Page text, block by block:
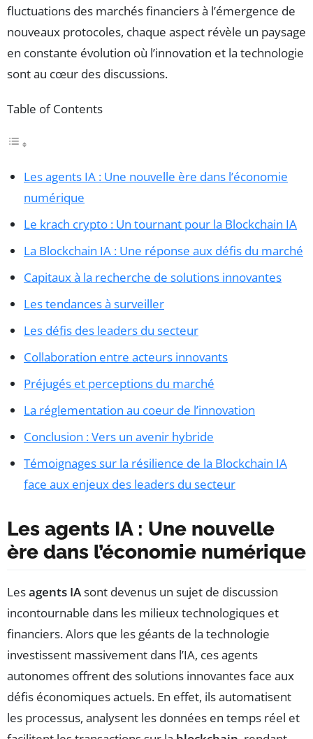
fluctuations des marchés financiers à l’émergence de
nouveaux protocoles, chaque aspect révèle un paysage
en constante évolution où l’innovation et la technologie
sont au cœur des discussions.
Table of Contents
Les agents IA : Une nouvelle ère dans l’économie
numérique
Le krach crypto : Un tournant pour la Blockchain IA
La Blockchain IA : Une réponse aux défis du marché
Capitaux à la recherche de solutions innovantes
Les tendances à surveiller
Les défis des leaders du secteur
Collaboration entre acteurs innovants
Préjugés et perceptions du marché
La réglementation au coeur de l’innovation
Conclusion : Vers un avenir hybride
Témoignages sur la résilience de la Blockchain IA
face aux enjeux des leaders du secteur
Les agents IA : Une nouvelle
ère dans l’économie numérique
Lesagents IAsont devenus un sujet de discussion
incontournable dans les milieux technologiques et
financiers. Alors que les géants de la technologie
investissent massivement dans l’IA, ces agents
autonomes offrent des solutions innovantes face aux
défis économiques actuels. En effet, ils automatisent
les processus, analysent les données en temps réel et